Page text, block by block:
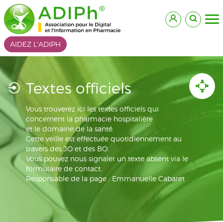
AIDEZ L'ADIPH
Textes officiels
Vous trouverez ici les textes officiels qui
concernent la pharmacie hospitalière
et le domaine de la santé.
Cette veille est effectuée quotidiennement au
travers des JO et des BO.
Vous pouvez nous signaler un texte absent via le
formulaire de contact.
Responsable de la page : Emmanuelle Cabaret